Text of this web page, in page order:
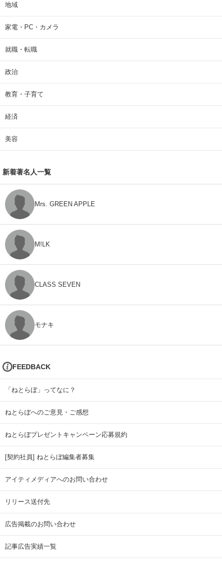
地域
家電・PC・カメラ
就職・転職
政治
教育・子育て
経済
美容
新着著名人一覧
Mrs. GREEN APPLE
M!LK
CLASS SEVEN
モナキ
FEEDBACK
「ねとらぼ」ってなに？
ねとらぼへのご意見・ご感想
ねとらぼプレゼントキャンペーン応募規約
[契約社員] ねとらぼ編集者募集
アイティメディアへのお問い合わせ
リリース送付先
広告掲載のお問い合わせ
記事広告実績一覧